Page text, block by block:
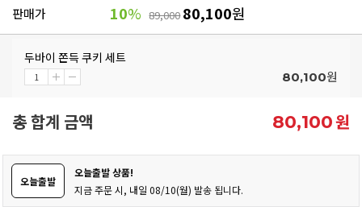
판매가 10% 89,00080,100원
두바이 쫀득 쿠키 세트
80,100원
총 합계 금액 80,100원
오늘출발
오늘출발 상품!
지금 주문 시, 내일 08/10(월) 발송 됩니다.